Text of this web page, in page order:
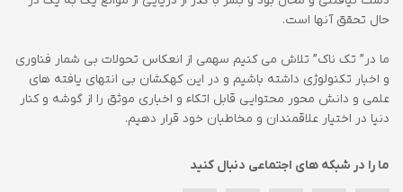
حال تحقق آنها است.
ما در” تک ناک” تلاش می کنیم سهمی از انعکاس تحولات بی شمار فناوری
و اخبار تکنولوژی داشته باشیم و در این کهکشان بی انتهای یافته های
علمی و دانش محور محتوایی قابل اتکاء و اخباری موثق را از گوشه و کنار
دنیا در اختیار علاقمندان و مخاطبان خود قرار دهیم.
ما را در شبکه های اجتماعی دنبال کنید